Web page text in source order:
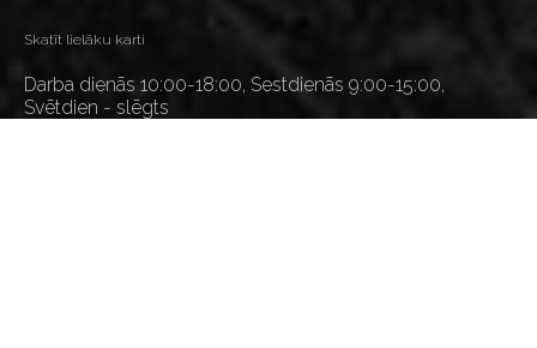
Skatīt lielāku karti
Darba dienās 10:00-18:00, Sestdienās 9:00-15:00,
Svētdien - slēgts